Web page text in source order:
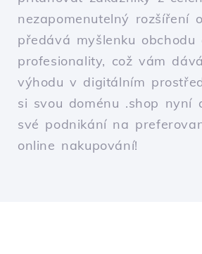
nezapomenutelný rozšíření
předává myšlenku obchodu
profesionality, což vám
výhodu v digitálním
si svou doménu .shop nyní
své podnikání na
online nakupování!